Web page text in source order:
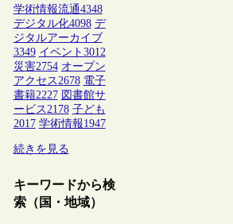
学術情報流通4348
デジタル化4098 デ
ジタルアーカイブ
3349 イベント 3012
災害2754 オープン
アクセス 2678 電子
書籍2227 図書館サ
ービス 2178 子ども
2017 学術情報1947
続きを見る
キーワードから検
索（国・地域）